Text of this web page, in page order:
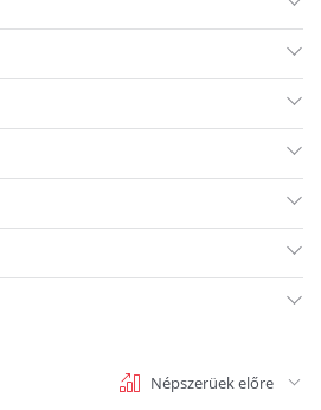
Népszerüek előre